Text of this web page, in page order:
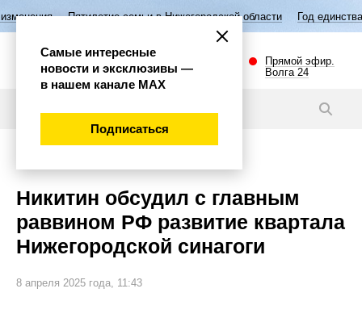
семьи в Нижегородской области Год единства народов
Прямой эфир.
Волга 24
Никитин обсудил с главным
раввином РФ развитие квартала
Нижегородской синагоги
8 апреля 2025 года, 11:43
Самые интересные
новости и эксклюзивы —
в нашем канале МАХ
Подписаться